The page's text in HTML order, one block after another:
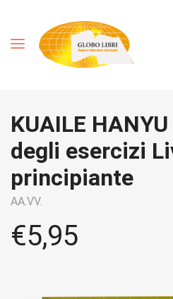
KUAILE
degli esercizi
principiante
AA.VV.
€5,95